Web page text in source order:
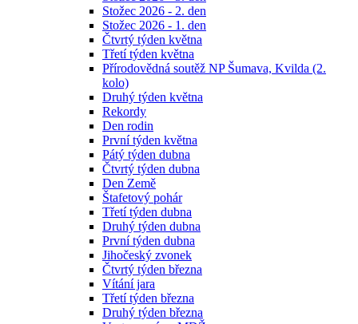
Stožec 2026 - 2. den
Stožec 2026 - 1. den
Čtvrtý týden května
Třetí týden května
Přírodovědná soutěž NP Šumava, Kvilda (2.
kolo)
Druhý týden května
Rekordy
Den rodin
První týden května
Pátý týden dubna
Čtvrtý týden dubna
Den Země
Štafetový pohár
Třetí týden dubna
Druhý týden dubna
První týden dubna
Jihočeský zvonek
Čtvrtý týden března
Vítání jara
Třetí týden března
Druhý týden března